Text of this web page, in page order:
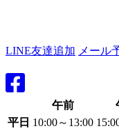
LINE友達追加 メール
午前
平日 10:00～13:00